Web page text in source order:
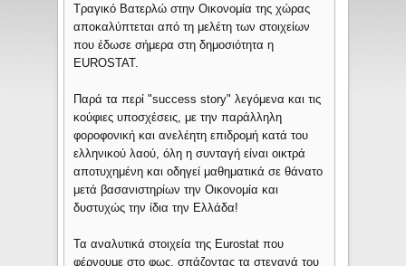
Τραγικό Βατερλώ στην Οικονομία της χώρας
αποκαλύπτεται από τη μελέτη των στοιχείων
που έδωσε σήμερα στη δημοσιότητα η
EUROSTAT.
Παρά τα περί "success story" λεγόμενα και τις
κούφιες υποσχέσεις, με την παράλληλη
φοροφονική και ανελέητη επιδρομή κατά του
ελληνικού λαού, όλη η συνταγή είναι οικτρά
αποτυχημένη και οδηγεί μαθηματικά σε θάνατο
μετά βασανιστηρίων την Οικονομία και
δυστυχώς την ίδια την Ελλάδα!
Τα αναλυτικά στοιχεία της Eurostat που
φέρνουμε στο φως, σπάζοντας τα στεγανά του